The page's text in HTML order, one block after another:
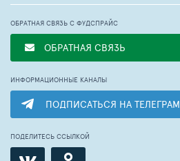
ОБРАТНАЯ СВЯЗЬ С ФУДСПРАЙС
ОБРАТНАЯ СВЯЗЬ
ИНФОРМАЦИОННЫЕ КАНАЛЫ
ПОДПИСАТЬСЯ НА ТЕЛЕГРАМ
ПОДЕЛИТЕСЬ ССЫЛКОЙ